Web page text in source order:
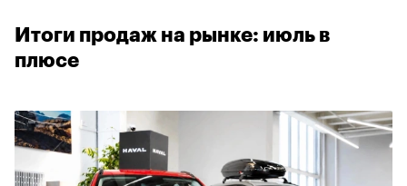
Итоги продаж на рынке: июль в
плюсе